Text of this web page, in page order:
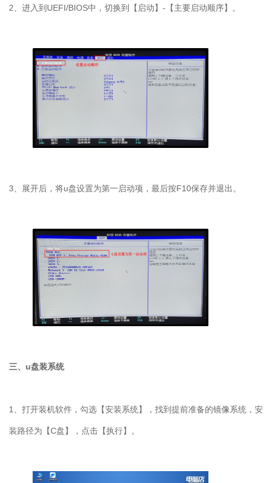
2、进入到UEFI/BIOS中，切换到【启动】-【主要启动顺序】。
3、 展开后，将u盘设置为第一启动项，最后按F10保存并退出。
三、u盘装系统
1、打开装机软件，勾选【安装系统】，找到提前准备的镜像系统，安
装路径为【C盘】，点击【执行】。